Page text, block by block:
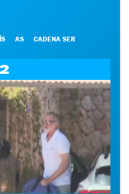
AS CADENA SER
2